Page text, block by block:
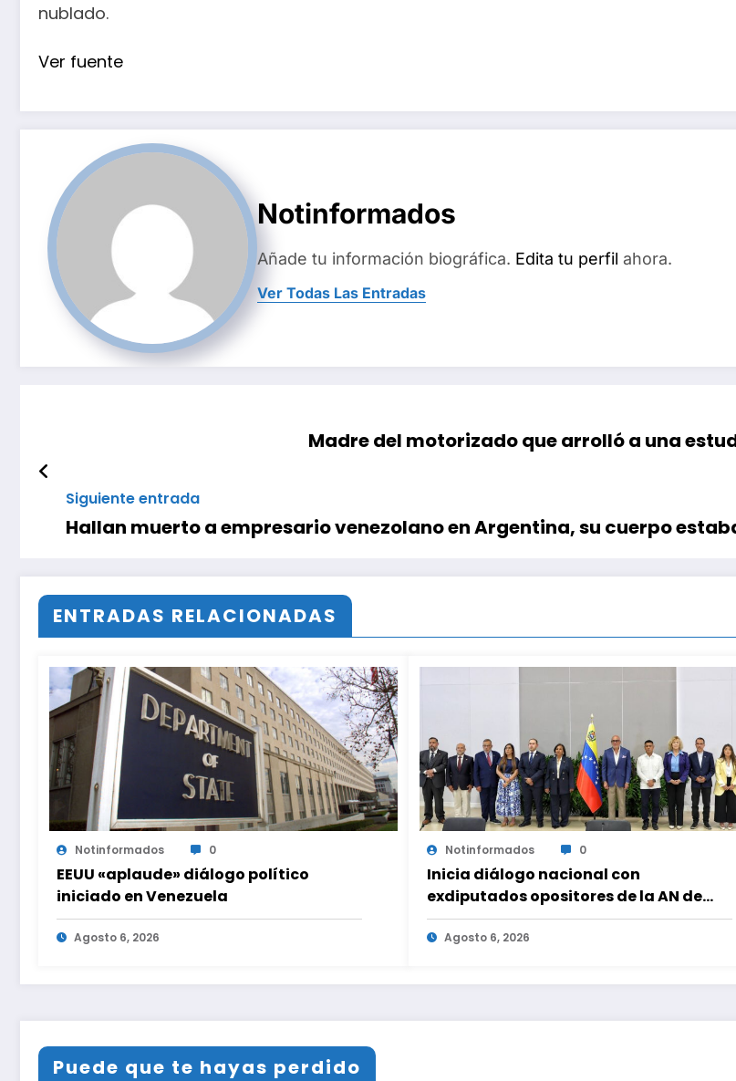
nublado.
Ver fuente
Notinformados
Añade tu información biográfica. Edita tu perfil ahora.
Ver Todas Las Entradas
Madre del motorizado que arrolló a una
Siguiente entrada
Hallan muerto a empresario venezolano en Argentina, su cuerpo
ENTRADAS RELACIONADAS
Notinformados 0
EEUU «aplaude» diálogo político
iniciado en Venezuela
Agosto 6, 2026
Notinformados 0
Inicia diálogo nacional con
exdiputados opositores de la AN de
2015
Agosto 6, 2026
Puede que te hayas perdido